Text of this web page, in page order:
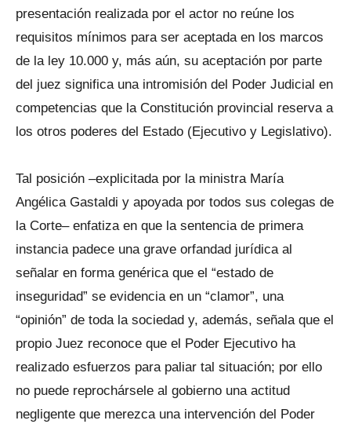
presentación realizada por el actor no reúne los
requisitos mínimos para ser aceptada en los marcos
de la ley 10.000 y, más aún, su aceptación por parte
del juez significa una intromisión del Poder Judicial en
competencias que la Constitución provincial reserva a
los otros poderes del Estado (Ejecutivo y Legislativo).
Tal posición –explicitada por la ministra María
Angélica Gastaldi y apoyada por todos sus colegas de
la Corte– enfatiza en que la sentencia de primera
instancia padece una grave orfandad jurídica al
señalar en forma genérica que el “estado de
inseguridad” se evidencia en un “clamor”, una
“opinión” de toda la sociedad y, además, señala que el
propio Juez reconoce que el Poder Ejecutivo ha
realizado esfuerzos para paliar tal situación; por ello
no puede reprochársele al gobierno una actitud
negligente que merezca una intervención del Poder